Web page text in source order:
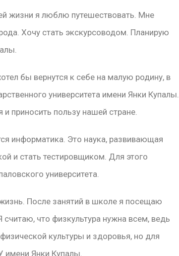
жизни я люблю путешествовать. Мне
Хочу стать экскурсоводом. Планирую
бы вернутся к себе на малую родину, в
университета имени Янки Купалы.
приносить пользу нашей стране.
информатика. Это наука, развивающая
и стать тестировщиком. Для этого
университета.
После занятий в школе я посещаю
что физкультура нужна всем, ведь
культуры и здоровья, но для
имени Янки Купалы.